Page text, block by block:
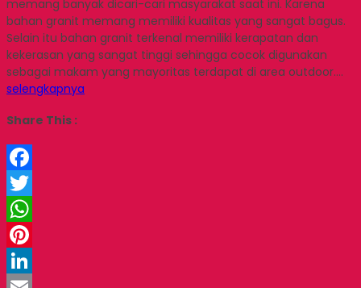
memang banyak dicari-cari masyarakat saat ini. Karena
bahan granit memang memiliki kualitas yang sangat bagus.
Selain itu bahan granit terkenal memiliki kerapatan dan
kekerasan yang sangat tinggi sehingga cocok digunakan
sebagai makam yang mayoritas terdapat di area outdoor….
selengkapnya
Share This :
Facebook
Twitter
WhatsApp
Pinterest